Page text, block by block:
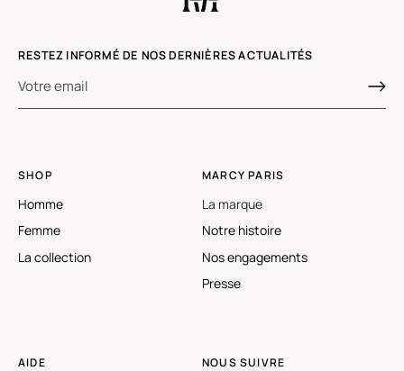
RESTEZ INFORMÉ DE NOS DERNIÈRES ACTUALITÉS
SHOP
Homme
Femme
La collection
MARCY PARIS
La marque
Notre histoire
Nos engagements
Presse
AIDE NOUS SUIVRE